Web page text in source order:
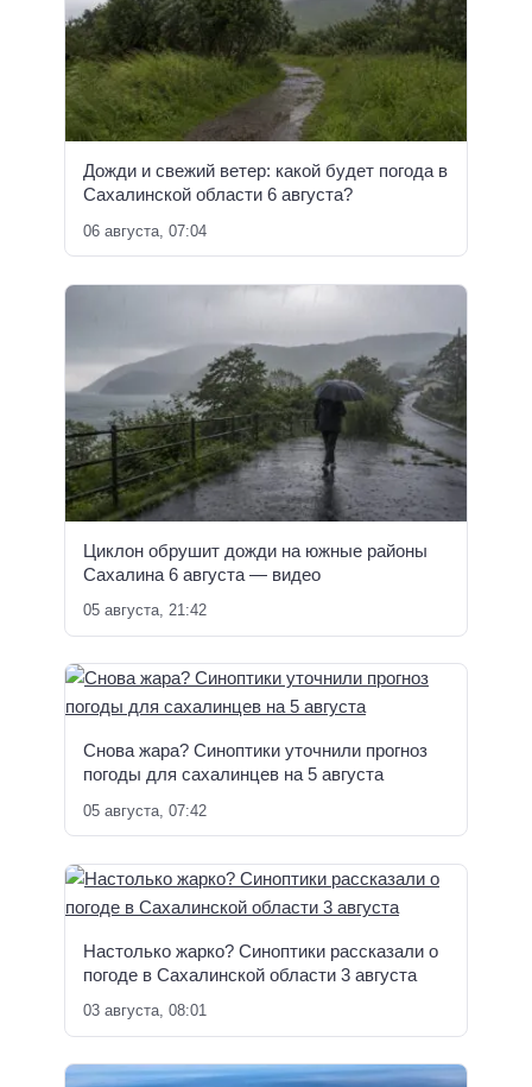
Дожди и свежий ветер: какой будет погода в
Сахалинской области 6 августа?
06 августа, 07:04
Циклон обрушит дожди на южные районы
Сахалина 6 августа — видео
05 августа, 21:42
Снова жара? Синоптики уточнили прогноз
погоды для сахалинцев на 5 августа
05 августа, 07:42
Настолько жарко? Синоптики рассказали о
погоде в Сахалинской области 3 августа
03 августа, 08:01